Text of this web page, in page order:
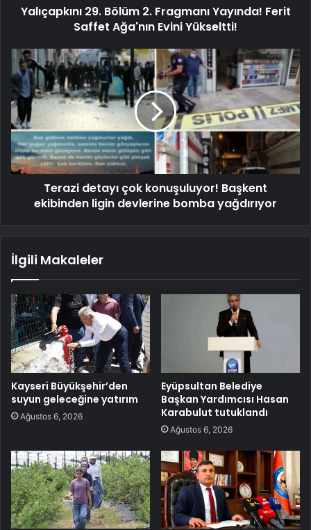
Yalıçapkını 29. Bölüm 2. Fragmanı Yayında! Ferit
Saffet Ağa'nın Evini Yükseltti!
Terazi detayı çok konuşuluyor! Başkent
ekibinden ligin devlerine bomba yağdırıyor
İlgili Makaleler
Kayseri Büyükşehir’den
suyun geleceğine yatırım
Ağustos 6, 2026
Eyüpsultan Belediye
Başkan Yardımcısı Hasan
Karabulut tutuklandı
Ağustos 6, 2026